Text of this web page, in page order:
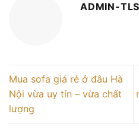
ADMIN-
Mua sofa giá rẻ ở đâu Hà
Nội vừa uy tín – vừa chất
lượng